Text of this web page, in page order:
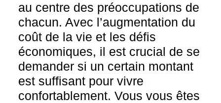
au centre des préoccupations de
chacun. Avec l’augmentation du
coût de la vie et les défis
économiques, il est crucial de se
demander si un certain montant
est suffisant pour vivre
confortablement. Vous vous êtes